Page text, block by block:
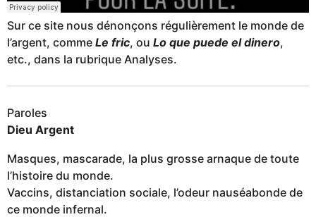
Sur ce site nous dénonçons régulièrement le monde de
l’argent, comme Le fric, ou Lo que puede el dinero,
etc., dans la rubrique Analyses.
Paroles
Dieu Argent
Masques, mascarade, la plus grosse arnaque de toute
l’histoire du monde.
Vaccins, distanciation sociale, l’odeur nauséabonde de
ce monde infernal.